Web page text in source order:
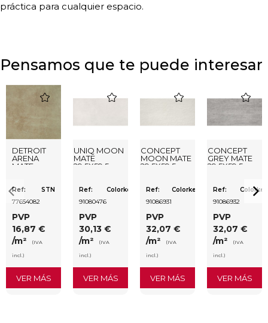
práctica para cualquier espacio.
Pensamos que te puede interesar
DETROIT
ARENA
MATE
Ref:
77654082
STN
PVP
16,87 €
/m²
(IVA
incl.)
VER MÁS
UNIQ MOON
MATE
29,5X59,5
Ref:
91080476
Colorker
PVP
30,13 €
/m²
(IVA
incl.)
favorite
VER MÁS
CONCEPT
MOON MATE
29,5X59,5
Ref:
91086931
Colorker
PVP
32,07 €
/m²
(IVA
incl.)
favorite
VER MÁS
CONCEPT
GREY MATE
29,5X59,5
Ref:
91086932
Colorker
PVP
32,07 €
/m²
(IVA
incl.)
favorite
VER MÁS